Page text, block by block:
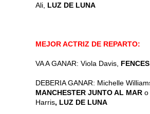
Ali, LUZ DE LUNA
MEJOR ACTRIZ DE REPARTO:
VA A GANAR: Viola Davis, FENCES
DEBERIA GANAR: Michelle
MANCHESTER JUNTO AL MAR o
Harris, LUZ DE LUNA